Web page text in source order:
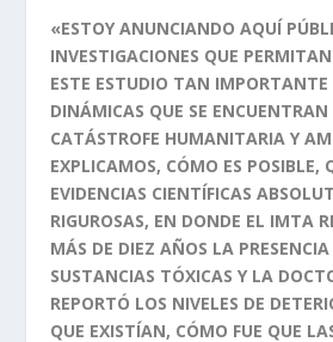
«ESTOY ANUNCIANDO AQUÍ
INVESTIGACIONES QUE
ESTE ESTUDIO TAN IMPORTANTE
DINÁMICAS QUE SE
CATÁSTROFE HUMANITARIA Y
EXPLICAMOS, CÓMO ES POSIBLE,
EVIDENCIAS CIENTÍFICAS
RIGUROSAS, EN DONDE EL IMTA
MÁS DE DIEZ AÑOS LA
SUSTANCIAS TÓXICAS Y LA
REPORTÓ LOS NIVELES DE
QUE EXISTÍAN, CÓMO FUE QUE